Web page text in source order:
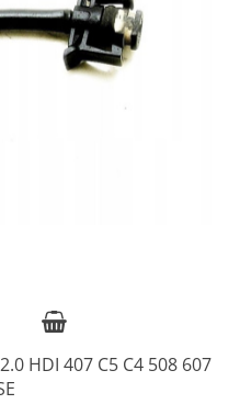
HDI 407 C5 C4 508 607